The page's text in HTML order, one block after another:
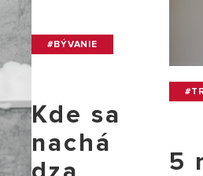
#BÝVANIE
Kde sa
nachá
5